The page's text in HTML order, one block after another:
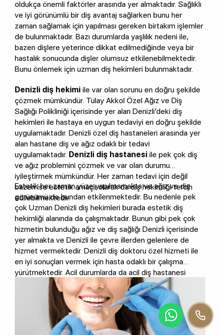
oldukça önemli faktörler arasında yer almaktadır. Sağlıklı
ve iyi görünümlü bir diş avantaj sağlarken bunu her
zaman sağlamak için yapılması gereken birtakım işlemler
de bulunmaktadır. Bazı durumlarda yaşlılık nedeni ile,
bazen dişlere yeterince dikkat edilmediğinde veya bir
hastalık sonucunda dişler olumsuz etkilenebilmektedir.
Bunu önlemek için uzman diş hekimleri bulunmaktadır.
Denizli diş hekimi ile var olan sorunu en doğru şekilde
çözmek mümkündür. Tülay Akkol Özel Ağız ve Diş
Sağlığı Polikliniği içerisinde yer alan Denizli’deki diş
hekimleri ile hastaya en uygun tedaviyi en doğru şekilde
uygulamaktadır. Denizli özel diş hastaneleri arasında yer
alan hastane diş ve ağız odaklı bir tedavi
uygulamaktadır. Denizli diş hastanesi ile pek çok diş
ve ağız problemini çözmek ve var olan durumu
iyileştirmek mümkündür. Her zaman tedavi için değil
bazen ise estetik amaçlı olarak da diş hekimliği tercih
edilebilmektedir.
Estetik her zaman yüze yapılmamakta ve ağız ve diş
görünümü de bundan etkilenmektedir. Bu nedenle pek
çok Uzman Denizli diş hekimleri burada estetik diş
hekimliği alanında da çalışmaktadır. Bunun gibi pek çok
hizmetin bulunduğu ağız ve diş sağlığı Denizli içerisinde
yer almakta ve Denizli ile çevre illerden gelenlere de
hizmet vermektedir. Denizli diş doktoru özel hizmeti ile
en iyi sonuçları vermek için hasta odaklı bir çalışma
yürütmektedir. Acil durumlarda da acil diş hastanesi
Denizli‘de bulunabilmektedir.